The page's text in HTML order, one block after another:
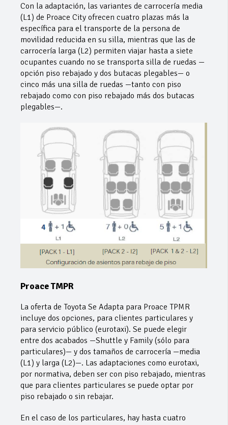
Con la adaptación, las variantes de carrocería media
(L1) de Proace City ofrecen cuatro plazas más la
específica para el transporte de la persona de
movilidad reducida en su silla, mientras que las de
carrocería larga (L2) permiten viajar hasta a siete
ocupantes cuando no se transporta silla de ruedas —
opción piso rebajado y dos butacas plegables— o
cinco más una silla de ruedas —tanto con piso
rebajado como con piso rebajado más dos butacas
plegables—.
Proace TMPR
La oferta de Toyota Se Adapta para Proace TPMR
incluye dos opciones, para clientes particulares y
para servicio público (eurotaxi). Se puede elegir
entre dos acabados —Shuttle y Family (sólo para
particulares)— y dos tamaños de carrocería —media
(L1) y larga (L2)—. Las adaptaciones como eurotaxi,
por normativa, deben ser con piso rebajado, mientras
que para clientes particulares se puede optar por
piso rebajado o sin rebajar.
En el caso de los particulares, hay hasta cuatro